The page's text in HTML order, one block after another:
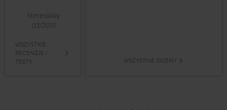
Stereoplay
03/2015
WSZYSTKIE
RECENZJE I
TESTY
WSZYSTKIE OCENY